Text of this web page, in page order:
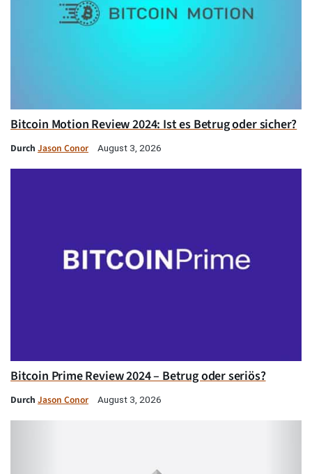
Bitcoin Motion Review 2024: Ist es Betrug oder sicher?
Durch Jason Conor August 3, 2026
Bitcoin Prime Review 2024 – Betrug oder seriös?
Durch Jason Conor August 3, 2026